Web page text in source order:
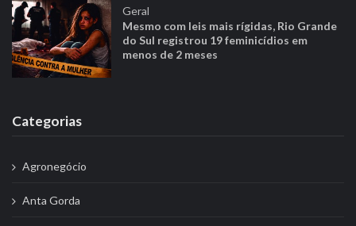
Geral
Mesmo com leis mais rígidas, Rio Grande
do Sul registrou 19 feminicídios em
menos de 2 meses
Categorias
Agronegócio
Anta Gorda